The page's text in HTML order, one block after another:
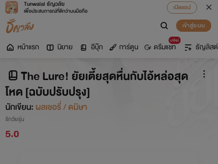
Tunwalai ธัญวลัย
เพื่อประสบการณ์ที่ดีกว่าบนมือถือ
เปิดแอป
เข้าสู่ระบบ
หน้าแรก นิยาย อีบุ๊ก การ์ตูน
มาใหม่
ดรีมแชท ธัญลิสต์
The Lure! ยัยเตี้ยสุดหื่นกับไอ้หล่อสุด
โหด [ฉบับปรับปรุง]
นักเขียน: ผลเชอรี่ / ดมิษา
รักวัยรุ่น
5.0